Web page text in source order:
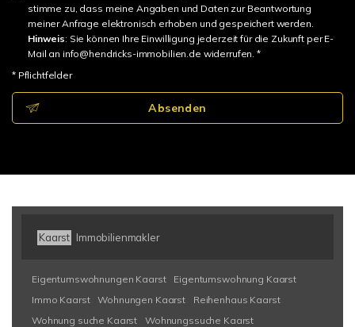
stimme zu, dass meine Angaben und Daten zur Beantwortung
meiner Anfrage elektronisch erhoben und gespeichert werden.
Hinweis: Sie können Ihre Einwilligung jederzeit für die Zukunft per E-
Mail an info@hendricks-immobilien.de widerrufen. *
* Pflichtfelder
Absenden
Kaarst Immobilienmakler
Eigentumswohnungen Kaarst
Eigentumswohnung Kaarst
Immo Kaarst
Wohnungen Kaarst
Reihenhaus Kaarst
Wohnung suche Kaarst
Wohnungssuche Kaarst